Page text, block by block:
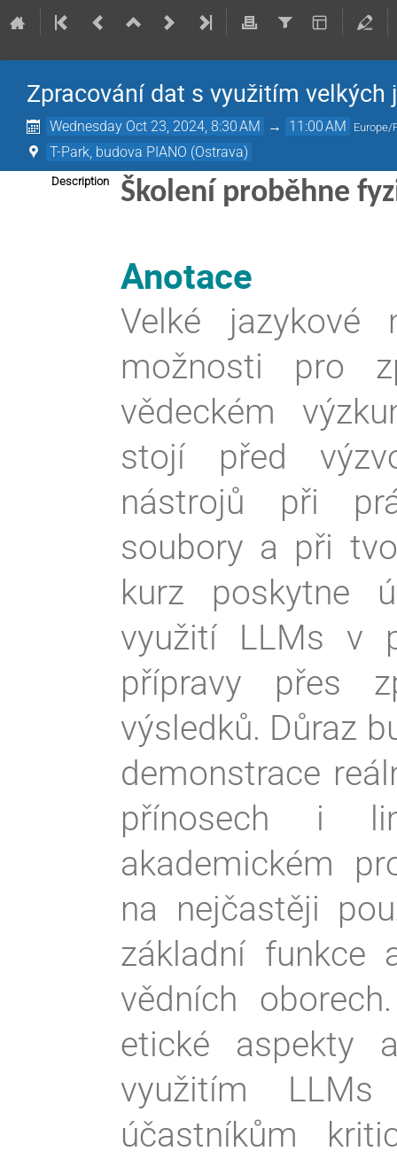
Zpracování dat s využitím velkých
Wednesday Oct 23, 2024, 8:30 AM → 11:00 AM Europe/
T-Park, budova PIANO (Ostrava)
Description Školení proběhne
Anotace
Velké jazykové
možnosti pro
vědeckém
stojí před
nástrojů při
soubory a při
kurz poskytne
využití LLMs v
přípravy přes
výsledků. Důraz
demonstrace
přínosech i
akademickém
na nejčastěji
základní funkce
vědních
etické aspekty
využitím
účastníkům